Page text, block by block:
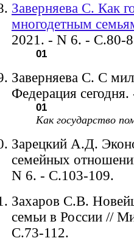
Заверняева С. Как
многодетным
2021. - N 6. - С.80-
01
Заверняева С. С
Федерация
01
Как государство
Зарецкий А.Д.
семейных
N 6. - С.103-109.
Захаров С.В.
семьи в России //
С.73-112.